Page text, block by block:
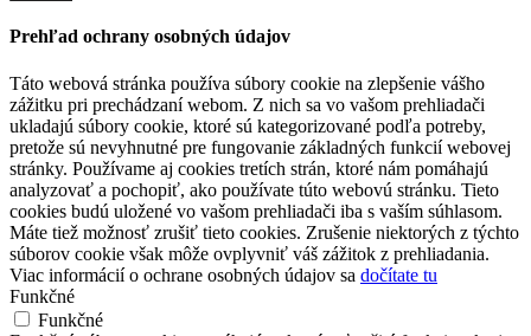
Prehľad ochrany osobných údajov
Táto webová stránka používa súbory cookie na zlepšenie vášho
zážitku pri prechádzaní webom. Z nich sa vo vašom prehliadači
ukladajú súbory cookie, ktoré sú kategorizované podľa potreby,
pretože sú nevyhnutné pre fungovanie základných funkcií webovej
stránky. Používame aj cookies tretích strán, ktoré nám pomáhajú
analyzovať a pochopiť, ako používate túto webovú stránku. Tieto
cookies budú uložené vo vašom prehliadači iba s vaším súhlasom.
Máte tiež možnosť zrušiť tieto cookies. Zrušenie niektorých z týchto
súborov cookie však môže ovplyvniť váš zážitok z prehliadania.
Viac informácií o ochrane osobných údajov sa dočítate tu
Funkčné
Funkčné